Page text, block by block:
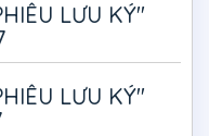
LƯU KÝ"
LƯU KÝ"